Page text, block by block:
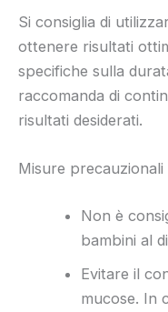
Si consiglia di
ottenere risultati
specifiche sulla
raccomanda di
risultati desiderati.
Misure
Non è
bambini al
Evitare il
mucose. In